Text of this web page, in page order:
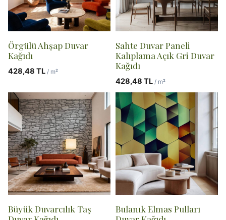
Örgülü Ahşap Duvar
Kağıdı
428,48 TL / m²
Sahte Duvar Paneli
Kalıplama Açık Gri Duvar
Kağıdı
428,48 TL / m²
Büyük Duvarcılık Taş
Bulanık Elmas Pulları